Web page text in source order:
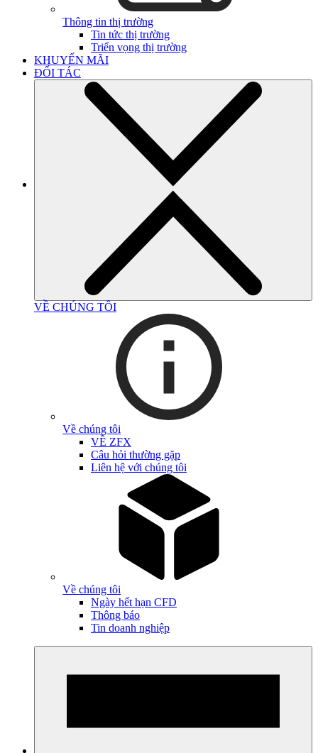
Thông tin thị trường
Tin tức thị trường
Triển vọng thị trường
KHUYẾN MÃI
ĐỐI TÁC
VỀ CHÚNG TÔI
Về chúng tôi
VỀ ZFX
Câu hỏi thường gặp
Liên hệ với chúng tôi
Về chúng tôi
Ngày hết hạn CFD
Thông báo
Tin doanh nghiệp